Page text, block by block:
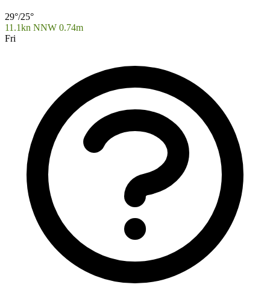
29°/25°
11.1kn NNW 0.74m
Fri